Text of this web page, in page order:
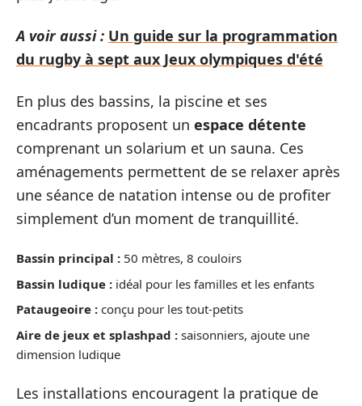
A voir aussi : Un guide sur la programmation
du rugby à sept aux Jeux olympiques d'été
En plus des bassins, la piscine et ses
encadrants proposent un espace détente
comprenant un solarium et un sauna. Ces
aménagements permettent de se relaxer après
une séance de natation intense ou de profiter
simplement d’un moment de tranquillité.
Bassin principal : 50 mètres, 8 couloirs
Bassin ludique : idéal pour les familles et les enfants
Pataugeoire : conçu pour les tout-petits
Aire de jeux et splashpad : saisonniers, ajoute une
dimension ludique
Les installations encouragent la pratique de